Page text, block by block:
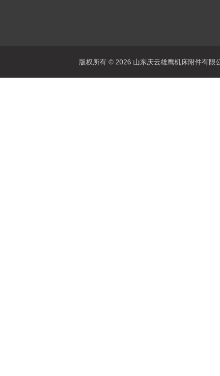
版权所有 © 2026 山东庆云雄鹰机床附件有